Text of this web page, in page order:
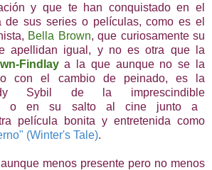
y que te han conquistado en el
de sus series o películas, como es el
Bella Brown, que curiosamente su
apellidan igual, y no es otra que la
Findlaya la que aunque no se la
con el cambio de peinado, es la
Sybil de la imprescindible
o en su salto al cine junto a
película bonita y entretenida como
(Winter's Tale).
menos presente pero no menos